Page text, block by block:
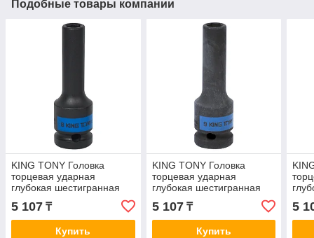
Подобные товары компании
KING TONY Головка
торцевая ударная
глубокая шестигранная
443508M
5 107 ₸
Купить
KING TONY Головка
торцевая ударная
глубокая шестигранная
443509M
5 107₸
Купить
5